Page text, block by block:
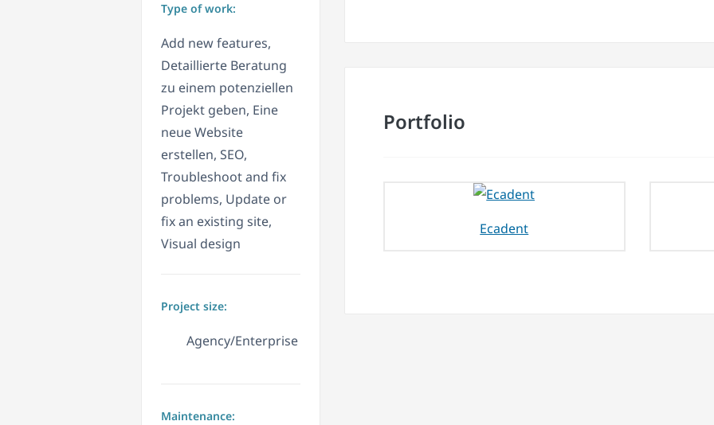
Type of work:
Add new features,
Detaillierte Beratung
zu einem potenziellen
Projekt geben, Eine
neue Website
erstellen, SEO,
Troubleshoot and fix
problems, Update or
fix an existing site,
Visual design
Project size:
Agency/Enterprise
Maintenance:
Portfolio
Ecadent